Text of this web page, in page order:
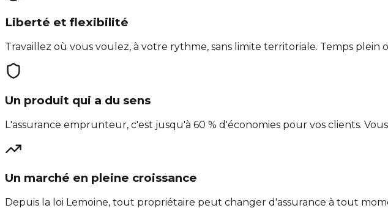
Liberté et flexibilité
Travaillez où vous voulez, à votre rythme, sans limite territoriale. Temps
Un produit qui a du sens
L'assurance emprunteur, c'est jusqu'à 60 % d'économies pour vos clients.
Un marché en pleine croissance
Depuis la loi Lemoine, tout propriétaire peut changer d'assurance à tout